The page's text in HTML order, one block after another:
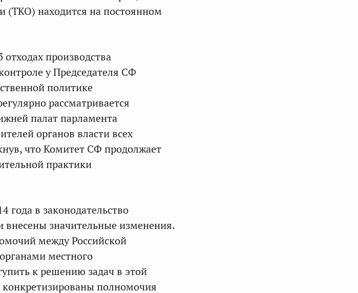
находится на постоянном
производства
у Председателя СФ
политике
рассматривается
палат парламента
органов власти всех
что Комитет СФ продолжает
практики
года в законодательство
значительные изменения.
между Российской
местного
к решению задач в этой
полномочия